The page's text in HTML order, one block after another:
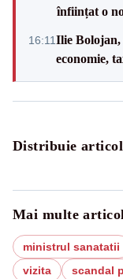
înființat o
16:11Ilie Bolojan,
economie,
Distribuie
Mai multe
ministrul sanatatii
vizita
scandal